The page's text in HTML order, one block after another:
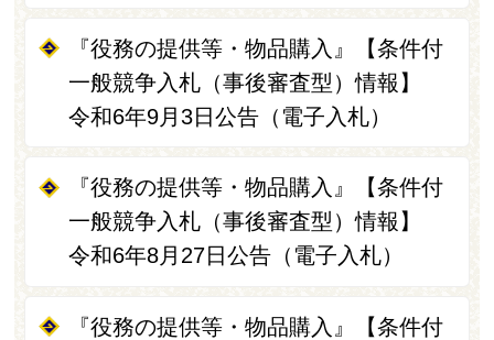
『役務の提供等・物品購入』【条件付
一般競争入札（事後審査型）情報】
令和6年9月3日公告（電子入札）
『役務の提供等・物品購入』【条件付
一般競争入札（事後審査型）情報】
令和6年8月27日公告（電子入札）
『役務の提供等・物品購入』【条件付